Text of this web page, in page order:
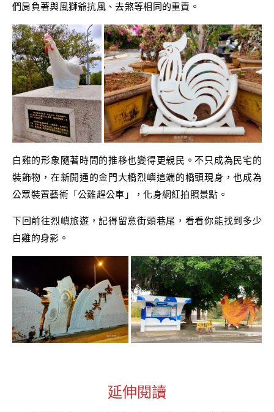
們肩負著與風獅爺抗風、去煞等相同的重責。
白雞的形象隨著時間的推移也變得更親民。不只成為民宅的
裝飾物，在新開通的金門大橋烈嶼這端的橋頭現身，也成為
公眾裝置藝術「公雞趕公車」，化身網紅拍照景點。
下回前往烈嶼旅遊，記得留意街頭巷尾，看看你能找到多少
白雞的身影。
延伸閱讀